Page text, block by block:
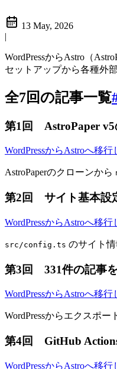
13 May, 2026
|
WordPressからAstro（
セットアップから各種外
全7回の記事一覧
第1回 AstroPaper v5
WordPressからAstroへ移
AstroPaperのクローンから
第2回 サイト基本設
WordPressからAstroへ移
src/config.ts のサイト
第3回 331件の記事
WordPressからAstroへ移
WordPressからエクスポ
第4回 GitHub
WordPressからAstroへ移